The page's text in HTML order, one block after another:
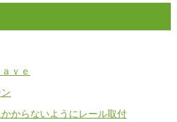
ｖｅ
からないようにレール取付